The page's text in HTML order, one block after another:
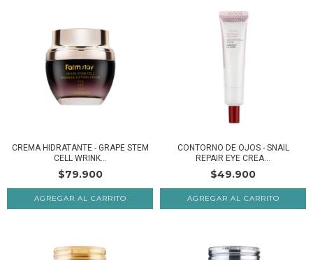
CREMA HIDRATANTE - GRAPE STEM
CELL WRINK...
$79.900
CONTORNO DE OJOS - SNAIL
REPAIR EYE CREA...
$49.900